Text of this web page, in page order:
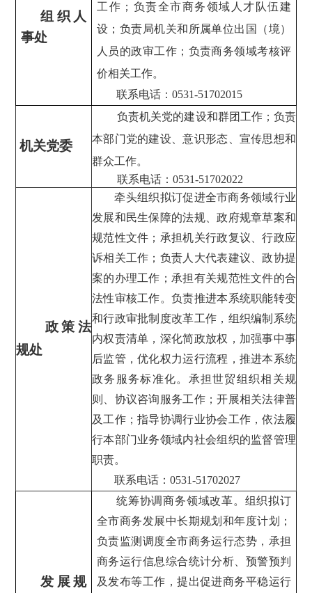
组织人
事处
工作；负责全市商务领域人才队伍建
设；负责局机关和所属单位出国（境）
人员的政审工作；负责商务领域考核评
价相关工作。
联系电话：0531-51702015
机关党委
负责机关党的建设和群团工作；负责
本部门党的建设、意识形态、宣传思想和
群众工作。
联系电话：0531-51702022
政策法
规处
牵头组织拟订促进全市商务领域行业
发展和民生保障的法规、政府规章草案和
规范性文件；承担机关行政复议、行政应
诉相关工作；负责人大代表建议、政协提
案的办理工作；承担有关规范性文件的合
法性审核工作。负责推进本系统职能转变
和行政审批制度改革工作，组织编制系统
内权责清单，深化简政放权，加强事中事
后监管，优化权力运行流程，推进本系统
政务服务标准化。承担世贸组织相关规
则、协议咨询服务工作；开展相关法律普
及工作；指导协调行业协会工作，依法履
行本部门业务领域内社会组织的监督管理
职责。
联系电话：0531-51702027
发展规
统筹协调商务领域改革。组织拟订
全市商务发展中长期规划和年度计划；
负责监测调度全市商务运行态势，承担
商务运行信息综合统计分析、预警预判
及发布等工作，提出促进商务平稳运行